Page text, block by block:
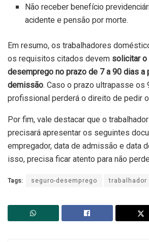
Não receber benefício
acidente e pensão por morte.
Em resumo, os trabalhadores
os requisitos citados devem solicitar
desemprego no prazo de 7 a 90 dias a
demissão. Caso o prazo ultrapasse os
profissional perderá o direito de pedir
Por fim, vale destacar que o
precisará apresentar os seguintes
empregador, data de admissão e data
isso, precisa ficar atento para não
Tags: seguro-desemprego